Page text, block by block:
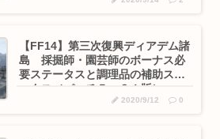
【FF14】第三次復興ディアデム諸
島 採掘師・園芸師のボーナス必
要ステータスと調理品の補助ステ
ータス（パッチ５．３１版）
2020/9/12 0